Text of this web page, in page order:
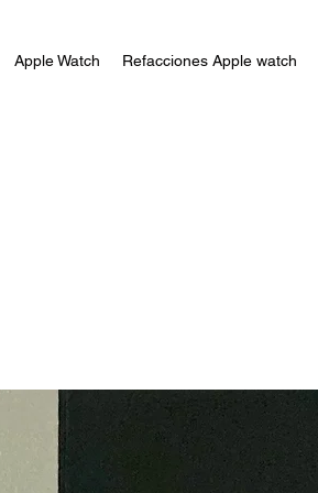
Apple Watch Refacciones Apple watch